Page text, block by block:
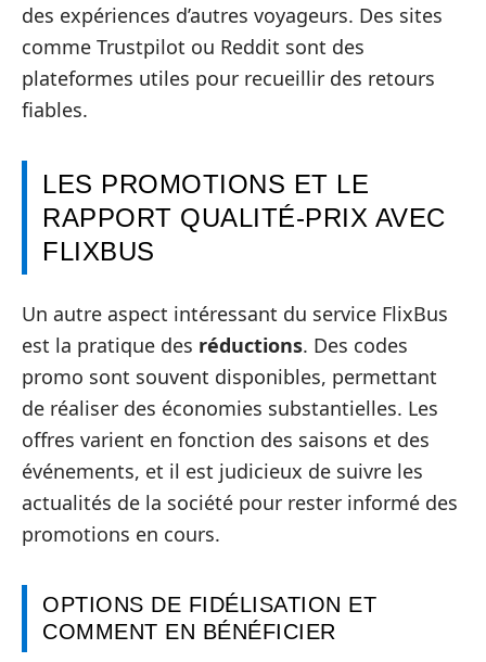
des expériences d’autres voyageurs. Des sites
comme Trustpilot ou Reddit sont des
plateformes utiles pour recueillir des retours
fiables.
LES PROMOTIONS ET LE
RAPPORT QUALITÉ-PRIX AVEC
FLIXBUS
Un autre aspect intéressant du service FlixBus
est la pratique des réductions. Des codes
promo sont souvent disponibles, permettant
de réaliser des économies substantielles. Les
offres varient en fonction des saisons et des
événements, et il est judicieux de suivre les
actualités de la société pour rester informé des
promotions en cours.
OPTIONS DE FIDÉLISATION ET
COMMENT EN BÉNÉFICIER